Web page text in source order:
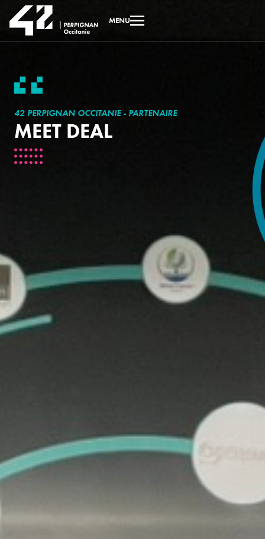
MENU
42 PERPIGNAN OCCITANIE - PARTENAIRE
MEET DEAL